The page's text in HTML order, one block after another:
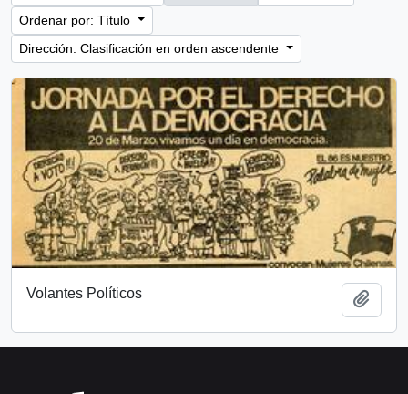
Ordenar por: Título
Dirección: Clasificación en orden ascendente
Volantes Políticos